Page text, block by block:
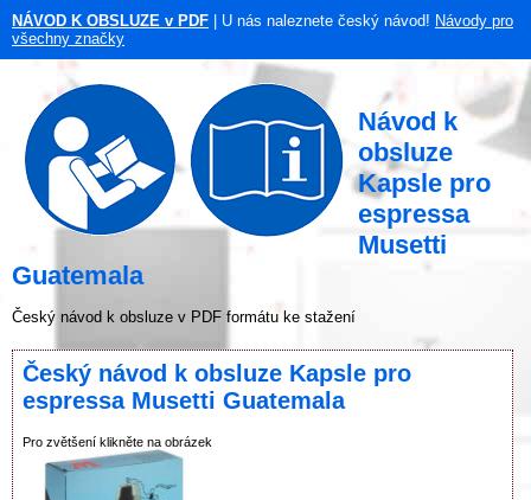
NÁVOD K OBSLUZE v PDF | U nás naleznete český návod! Návody pro
všechny značky
Návod k
obsluze
Kapsle pro
espressa
Musetti
Guatemala
Český návod k obsluze v PDF formátu ke stažení
Český návod k obsluze Kapsle pro
espressa Musetti Guatemala
Pro zvětšení klikněte na obrázek